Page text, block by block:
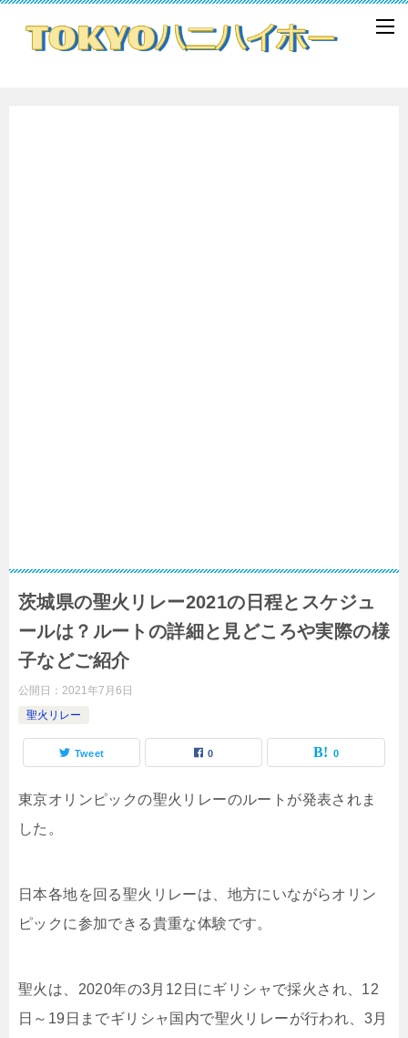
茨城県の聖火リレー2021の日程とスケジュ
ールは？ルートの詳細と見どころや実際の様
子などご紹介
公開日： 2021年7月6日
聖火リレー
Tweet 0 0
東京オリンピックの聖火リレーのルートが発表されま
した。
日本各地を回る聖火リレーは、地方にいながらオリン
ピックに参加できる貴重な体験です。
聖火は、2020年の3月12日にギリシャで採火され、12
日～19日までギリシャ国内で聖火リレーが行われ、3月